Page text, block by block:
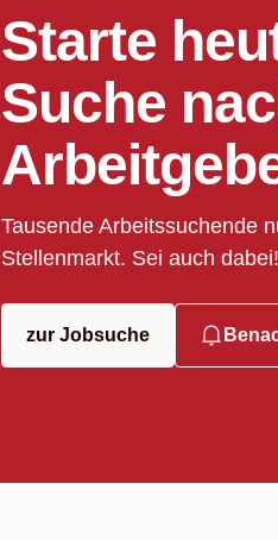
Starte
Suche
Tausende Arbeitssuchende
Stellenmarkt. Sei auch dabei!
zur Jobsuche